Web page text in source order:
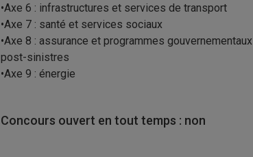
•Axe 6 : infrastructures et services de transport
•Axe 7 : santé et services sociaux
•Axe 8 : assurance et programmes gouvernementaux
post-sinistres
•Axe 9 : énergie
Concours ouvert en tout temps : non